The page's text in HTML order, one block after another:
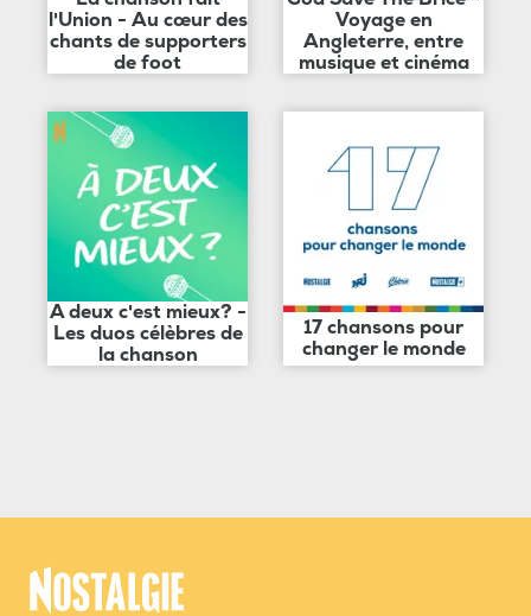
l'Union - Au cœur des
chants de supporters
de foot
Voyage en
Angleterre, entre
musique et cinéma
A deux c'est mieux? -
Les duos célèbres de
la chanson
17 chansons pour
changer le monde